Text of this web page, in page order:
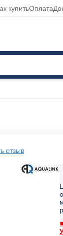
купитьОплата
отзыв